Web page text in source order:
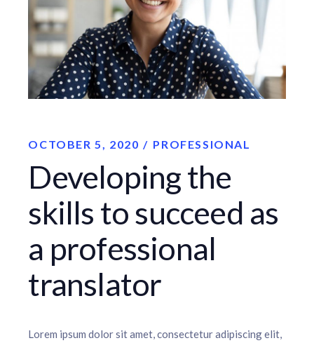
OCTOBER 5, 2020 PROFESSIONAL
Developing the
skills to succeed as
a professional
translator
Lorem ipsum dolor sit amet, consectetur adipiscing elit,